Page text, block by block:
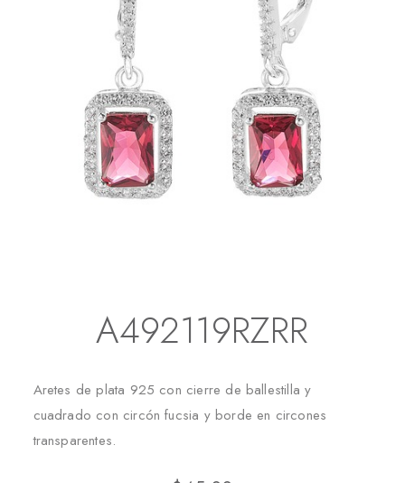
A492119RZRR
Aretes de plata 925 con cierre de ballestilla y
cuadrado con circón fucsia y borde en circones
transparentes.